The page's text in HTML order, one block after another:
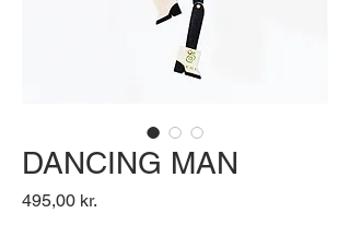
DANCING MAN
495,00 kr.